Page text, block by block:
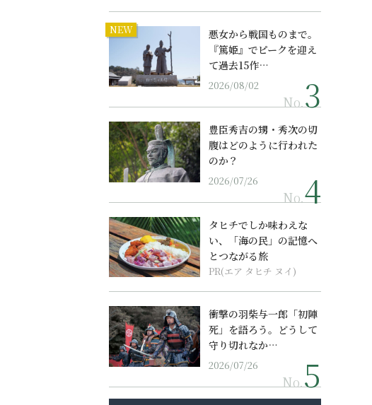
NEW
悪女から戦国ものまで。
『篤姫』でピークを迎え
て過去15作…
2026/08/02
No.
豊臣秀吉の甥・秀次の切
腹はどのように行われた
のか？
2026/07/26
No.
タヒチでしか味わえな
い、「海の民」の記憶へ
とつながる旅
PR(エア タヒチ ヌイ)
衝撃の羽柴与一郎「初陣
死」を語ろう。どうして
守り切れなか…
2026/07/26
No.